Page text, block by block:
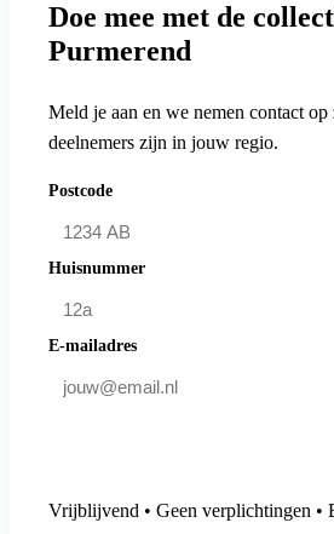
Doe mee met de
Purmerend
Meld je aan en we nemen contact
deelnemers zijn in jouw regio.
Postcode
Huisnummer
E-mailadres
Vrijblijvend • Geen verplichtingen •